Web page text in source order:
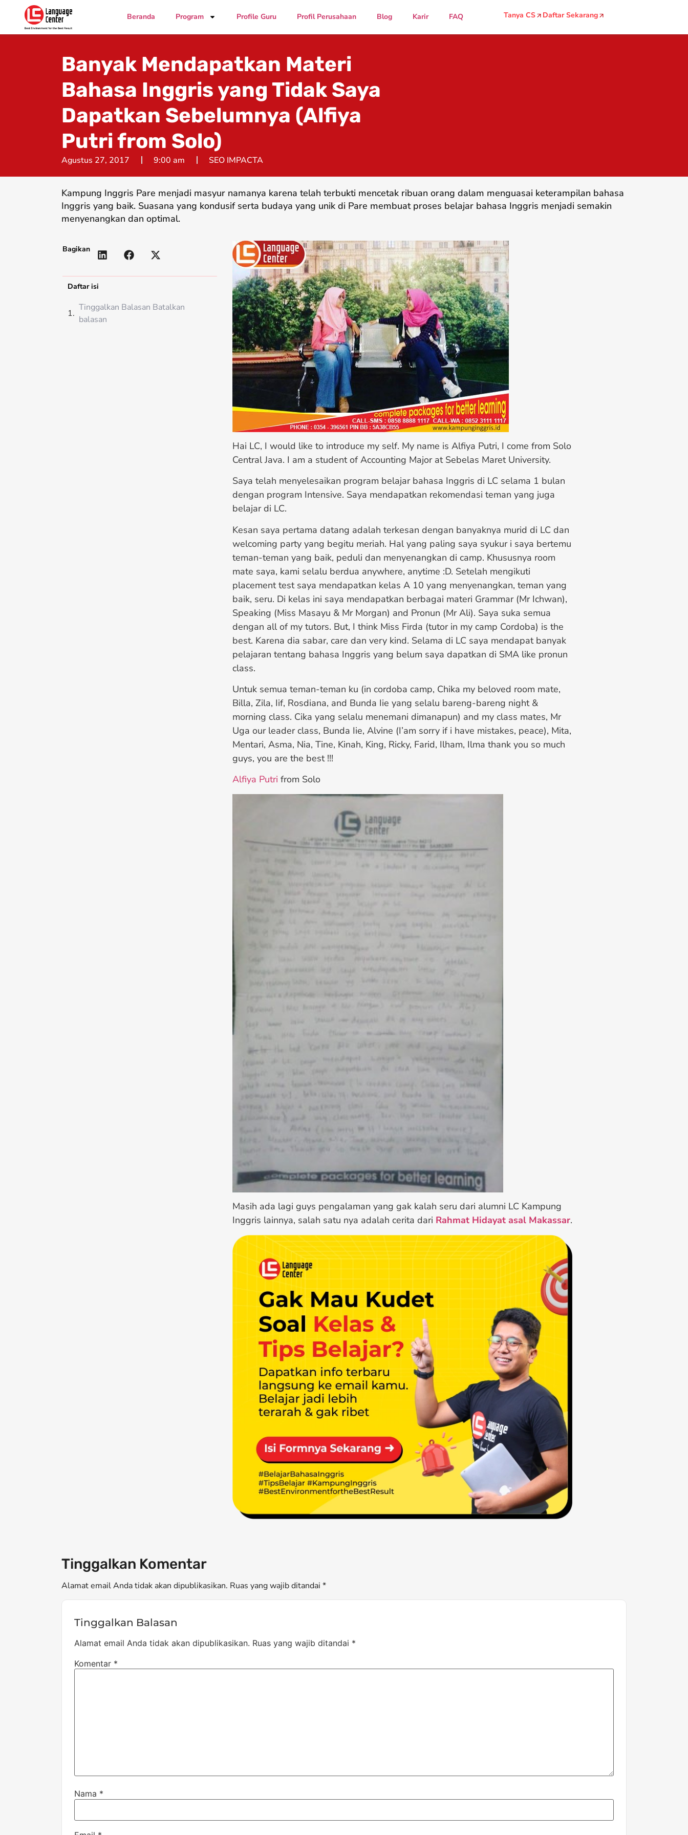
Beranda Program Profile Guru Profil Perusahaan Blog Karir FAQ Tanya CS Daftar Sekarang
Banyak Mendapatkan Materi
Bahasa Inggris yang Tidak Saya
Dapatkan Sebelumnya (Alfiya
Putri from Solo)
Agustus 27, 2017 9:00 am SEO IMPACTA
Kampung Inggris Pare menjadi masyur namanya karena telah terbukti mencetak ribuan orang dalam menguasai keterampilan bahasa
Inggris yang baik. Suasana yang kondusif serta budaya yang unik di Pare membuat proses belajar bahasa Inggris menjadi semakin
menyenangkan dan optimal.
Bagikan
Daftar isi
Tinggalkan Balasan Batalkan
balasan
Hai LC, I would like to introduce my self. My name is Alfiya Putri, I come from Solo
Central Java. I am a student of Accounting Major at Sebelas Maret University.
Saya telah menyelesaikan program belajar bahasa Inggris di LC selama 1 bulan
dengan program Intensive. Saya mendapatkan rekomendasi teman yang juga
belajar di LC.
Kesan saya pertama datang adalah terkesan dengan banyaknya murid di LC dan
welcoming party yang begitu meriah. Hal yang paling saya syukur i saya bertemu
teman-teman yang baik, peduli dan menyenangkan di camp. Khususnya room
mate saya, kami selalu berdua anywhere, anytime :D. Setelah mengikuti
placement test saya mendapatkan kelas A 10 yang menyenangkan, teman yang
baik, seru. Di kelas ini saya mendapatkan berbagai materi Grammar (Mr Ichwan),
Speaking (Miss Masayu & Mr Morgan) and Pronun (Mr Ali). Saya suka semua
dengan all of my tutors. But, I think Miss Firda (tutor in my camp Cordoba) is the
best. Karena dia sabar, care dan very kind. Selama di LC saya mendapat banyak
pelajaran tentang bahasa Inggris yang belum saya dapatkan di SMA like pronun
class.
Untuk semua teman-teman ku (in cordoba camp, Chika my beloved room mate,
Billa, Zila, Iif, Rosdiana, and Bunda Iie yang selalu bareng-bareng night &
morning class. Cika yang selalu menemani dimanapun) and my class mates, Mr
Uga our leader class, Bunda Iie, Alvine (I’am sorry if i have mistakes, peace), Mita,
Mentari, Asma, Nia, Tine, Kinah, King, Ricky, Farid, Ilham, Ilma thank you so much
guys, you are the best !!!
Alfiya Putri from Solo
Masih ada lagi guys pengalaman yang gak kalah seru dari alumni LC Kampung
Inggris lainnya, salah satu nya adalah cerita dari Rahmat Hidayat asal Makassar.
Tinggalkan Komentar
Alamat email Anda tidak akan dipublikasikan. Ruas yang wajib ditandai *
Tinggalkan Balasan
Alamat email Anda tidak akan dipublikasikan. Ruas yang wajib ditandai *
Komentar *
Nama *